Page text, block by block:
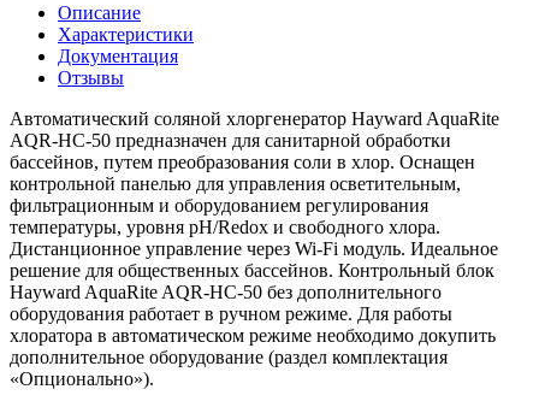
Описание
Характеристики
Документация
Отзывы
Автоматический соляной хлоргенератор Hayward AquaRite
AQR-HC-50 предназначен для санитарной обработки
бассейнов, путем преобразования соли в хлор. Оснащен
контрольной панелью для управления осветительным,
фильтрационным и оборудованием регулирования
температуры, уровня рН/Redox и свободного хлора.
Дистанционное управление через Wi-Fi модуль. Идеальное
решение для общественных бассейнов. Контрольный блок
Hayward AquaRite AQR-HC-50 без дополнительного
оборудования работает в ручном режиме. Для работы
хлоратора в автоматическом режиме необходимо докупить
дополнительное оборудование (раздел комплектация
«Опционально»).